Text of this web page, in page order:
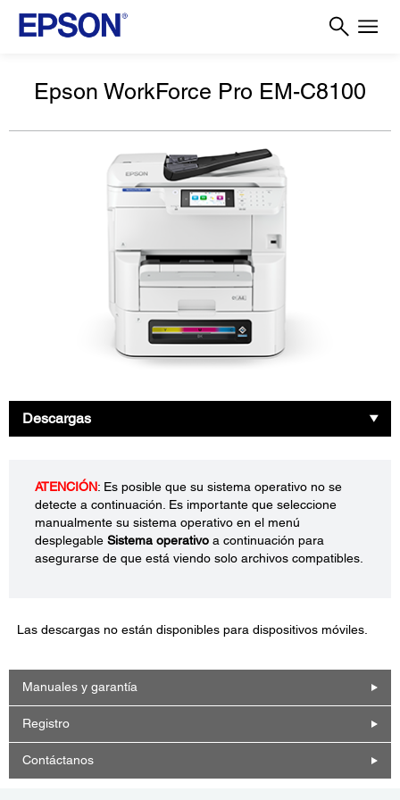
Epson WorkForce Pro EM-C8100
Descargas
ATENCIÓN: Es posible que su sistema operativo no se
detecte a continuación. Es importante que seleccione
manualmente su sistema operativo en el menú
desplegable Sistema operativo a continuación para
asegurarse de que está viendo solo archivos compatibles.
Las descargas no están disponibles para dispositivos móviles.
Manuales y garantía
Registro
Contáctanos